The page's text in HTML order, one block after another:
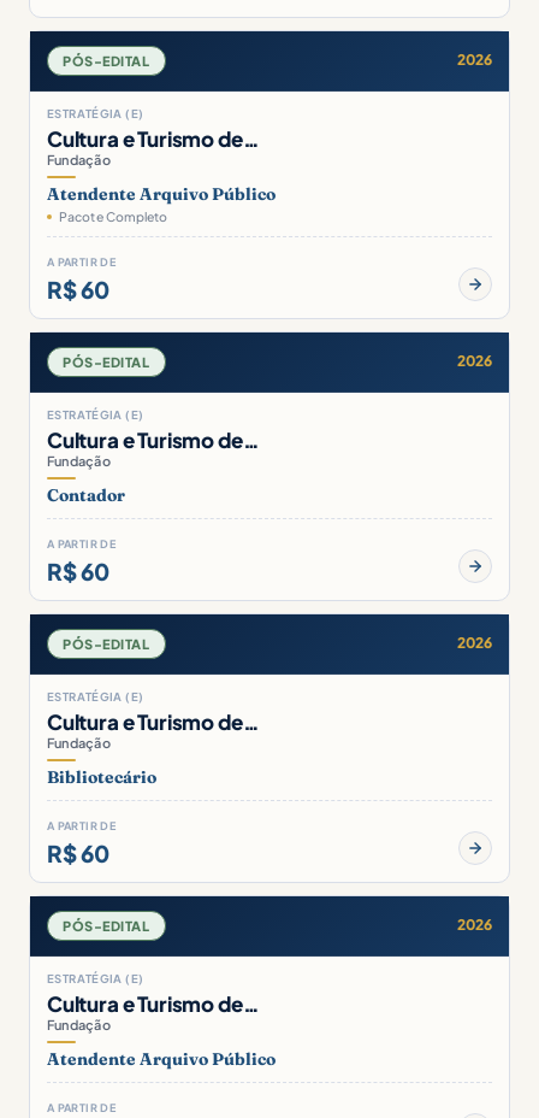
PÓS-EDITAL 2026
ESTRATÉGIA (E)
Cultura e Turismo de…
Fundação
Atendente Arquivo Público
Pacote Completo
A PARTIR DE
R$ 60
PÓS-EDITAL 2026
ESTRATÉGIA (E)
Cultura e Turismo de…
Fundação
Contador
A PARTIR DE
R$ 60
PÓS-EDITAL 2026
ESTRATÉGIA (E)
Cultura e Turismo de…
Fundação
Bibliotecário
A PARTIR DE
R$ 60
PÓS-EDITAL 2026
ESTRATÉGIA (E)
Cultura e Turismo de…
Fundação
Atendente Arquivo Público
A PARTIR DE